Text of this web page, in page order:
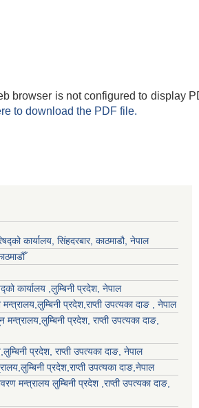
browser is not configured to display
to download the PDF file.
कार्यालय, सिंहदरबार, काठमाडौ, नेपाल
कार्यालय ,लुम्बिनी प्रदेश, नेपाल
मन्त्रालय,लुम्बिनी प्रदेश,राप्ती उपत्यका दाङ , नेपाल
मन्त्रालय,लुम्बिनी प्रदेश, राप्ती उपत्यका दाङ,
लुम्बिनी प्रदेश, राप्ती उपत्यका दाङ, नेपाल
लुम्बिनी प्रदेश,राप्ती उपत्यका दाङ,नेपाल
मन्त्रालय लुम्बिनी प्रदेश ,राप्ती उपत्यका दाङ,